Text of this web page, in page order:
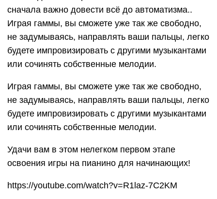
сначала важно довести всё до автоматизма..
Играя гаммы, вы сможете уже так же свободно,
не задумываясь, направлять ваши пальцы, легко
будете импровизировать с другими музыкантами
или сочинять собственные мелодии.
Играя гаммы, вы сможете уже так же свободно,
не задумываясь, направлять ваши пальцы, легко
будете импровизировать с другими музыкантами
или сочинять собственные мелодии.
Удачи вам в этом нелегком первом этапе
освоения игры на пианино для начинающих!
https://youtube.com/watch?v=R1laz-7C2KM